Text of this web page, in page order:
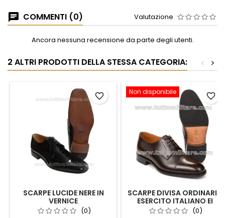
COMMENTI (0) Valutazione
Ancora nessuna recensione da parte degli utenti.
2 ALTRI PRODOTTI DELLA STESSA CATEGORIA: >
<
SCARPE LUCIDE NERE IN
VERNICE
(0)
favorite_border Non disponibile
SCARPE DIVISA ORDINARIA
ESERCITO ITALIANO EI
(0)
favorite_border